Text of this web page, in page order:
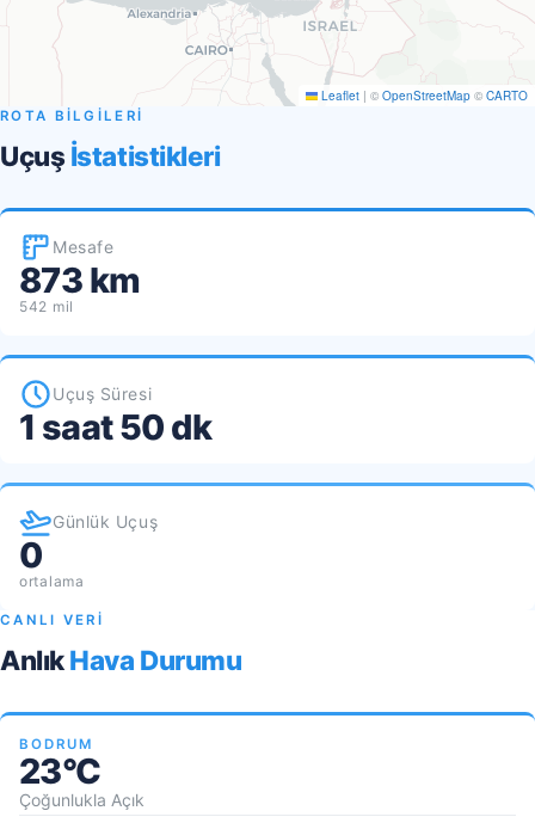
Leaflet | © OpenStreetMap © CARTO
ROTA BİLGİLERİ
Uçuş İstatistikleri
Mesafe
873 km
542 mil
Uçuş Süresi
1 saat 50 dk
Günlük Uçuş
0
ortalama
CANLI VERİ
AnlıkHava Durumu
BODRUM
23°C
Çoğunlukla Açık